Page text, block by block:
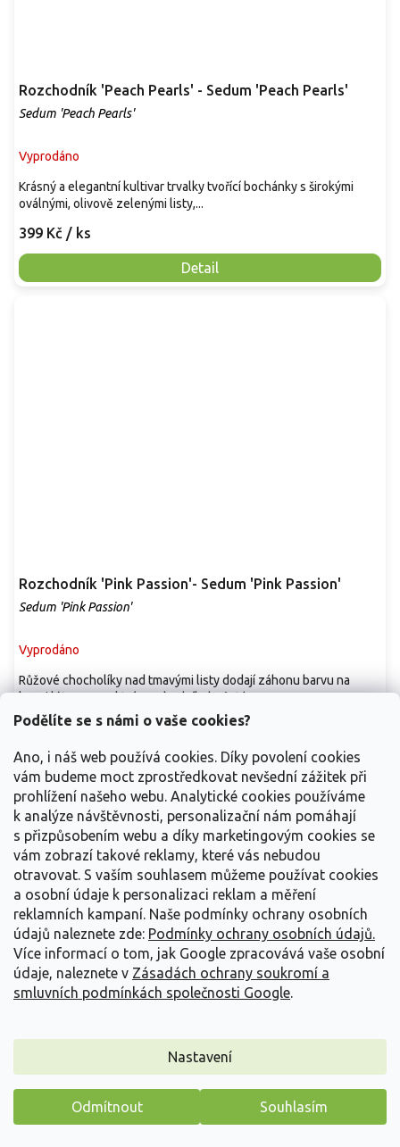
Podělíte se s námi o vaše cookies?
Ano, i náš web používá cookies. Díky povolení cookies
vám budeme moct zprostředkovat nevšední zážitek při
prohlížení našeho webu. Analytické cookies používáme
k analýze návštěvnosti, personalizační nám pomáhají
s přizpůsobením webu a díky marketingovým cookies se
vám zobrazí takové reklamy, které vás nebudou
otravovat. S vaším souhlasem můžeme používat cookies
a osobní údaje k personalizaci reklam a měření
reklamních kampaní. Naše podmínky ochrany osobních
údajů naleznete zde: Podmínky ochrany osobních údajů.
Více informací o tom, jak Google zpracovává vaše osobní
údaje, naleznete v Zásadách ochrany soukromí a
smluvních podmínkách společnosti Google.
Nastavení
Odmítnout Souhlasím
Rozchodník 'Peach Pearls' - Sedum 'Peach Pearls'
Sedum 'Peach Pearls'
Vyprodáno
399 Kč / ks
Detail
Krásný a elegantní kultivar trvalky tvořící bochánky s širokými
oválnými, olivově zelenými listy,...
Rozchodník 'Pink Passion'- Sedum 'Pink Passion'
Sedum 'Pink Passion'
Vyprodáno
149 Kč/ ks
Detail
Růžové chocholíky nad tmavými listy dodají záhonu barvu na
konci léta. Kompaktní rozchodník dorůstá...
Rozchodník 'Red Sparkle' - Sedum 'Red Sparkle'
Sedum 'Red Sparkle'
Máme pro vás malý dárek